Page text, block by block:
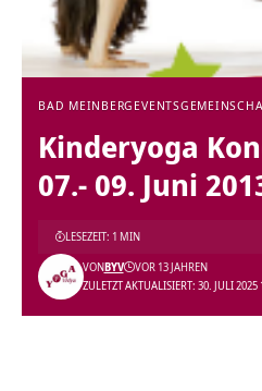
BAD MEINBERG EVENTS
Kinderyoga
07.- 09. Juni
ZULETZT AKTUALISIERT: 30. JULI 2025
VONBYV VOR 13 JAHREN
LESEZEIT: 1 MIN